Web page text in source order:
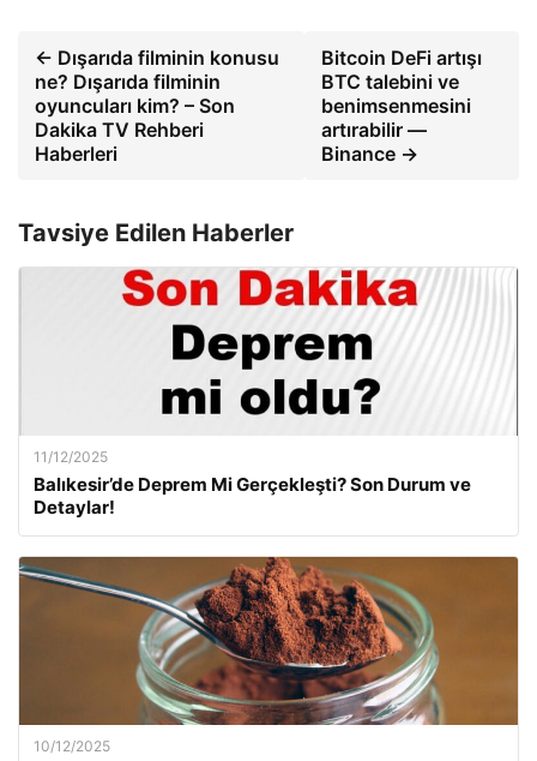
← Dışarıda filminin konusu
ne? Dışarıda filminin
oyuncuları kim? – Son
Dakika TV Rehberi
Haberleri
Bitcoin DeFi artışı
BTC talebini ve
benimsenmesini
artırabilir —
Binance →
Tavsiye Edilen Haberler
11/12/2025
Balıkesir’de Deprem Mi Gerçekleşti? Son Durum ve
Detaylar!
10/12/2025